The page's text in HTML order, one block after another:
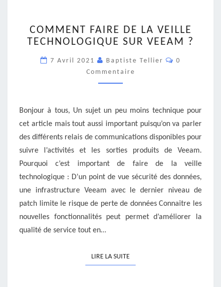
FAIRE
DE
VEILLE
TECHNOLOGIQUE
SUR
COMMENT FAIRE DE LA VEILLE
TECHNOLOGIQUE SUR VEEAM ?
7 Avril 2021 Baptiste Tellier
0
Commentaire
Bonjour à tous, Un sujet un peu moins technique pour
cet article mais tout aussi important puisqu’on va parler
des différents relais de communications disponibles pour
suivre l’activités et les sorties produits de Veeam.
Pourquoi c’est important de faire de la veille
technologique : D’un point de vue sécurité des données,
une infrastructure Veeam avec le dernier niveau de
patch limite le risque de perte de données Connaitre les
nouvelles fonctionnalités peut permet d’améliorer la
qualité de service tout en…
LIRE LA SUITELIRE LA SUITE